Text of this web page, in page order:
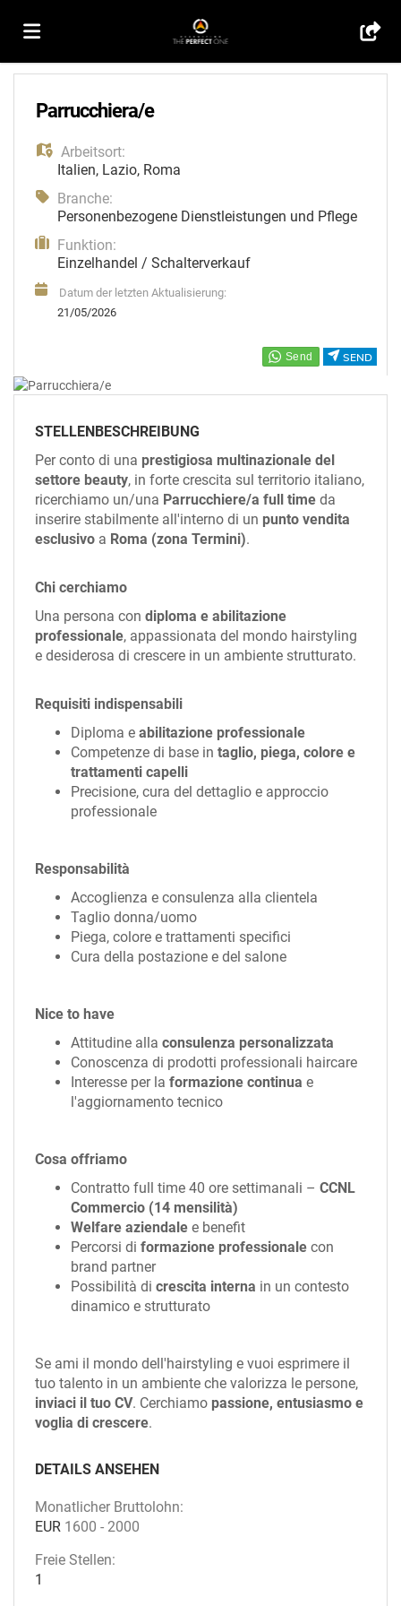
Stellen
Lebenslauf
FR
IT
DE
ES
PT
SEND
Parrucchiera/e
Arbeitsort:
Italien, Lazio, Roma
Branche:
Personenbezogene Dienstleistungen und Pflege
Funktion:
Einzelhandel / Schalterverkauf
Datum der letzten Aktualisierung:
21/05/2026
STELLENBESCHREIBUNG
Per conto di una prestigiosa multinazionale del
settore beauty, in forte crescita sul territorio italiano,
ricerchiamo un/una Parrucchiere/a full time da
inserire stabilmente all'interno di un punto vendita
esclusivo a Roma (zona Termini).
Chi cerchiamo
Una persona con diploma e abilitazione
professionale, appassionata del mondo hairstyling
e desiderosa di crescere in un ambiente strutturato.
Requisiti indispensabili
Diploma e abilitazione professionale
Competenze di base in taglio, piega, colore e
trattamenti capelli
Precisione, cura del dettaglio e approccio
professionale
Responsabilità
Accoglienza e consulenza alla clientela
Taglio donna/uomo
Piega, colore e trattamenti specifici
Cura della postazione e del salone
Nice to have
Attitudine alla consulenza personalizzata
Conoscenza di prodotti professionali haircare
Interesse per la formazione continua e
l'aggiornamento tecnico
Cosa offriamo
Contratto full time 40 ore settimanali – CCNL
Commercio (14 mensilità)
Welfare aziendale e benefit
Percorsi di formazione professionale con
brand partner
Possibilità di crescita interna in un contesto
dinamico e strutturato
Se ami il mondo dell'hairstyling e vuoi esprimere il
tuo talento in un ambiente che valorizza le persone,
inviaci il tuo CV. Cerchiamo passione, entusiasmo e
voglia di crescere.
DETAILS ANSEHEN
Monatlicher Bruttolohn:
EUR 1600 - 2000
Freie Stellen:
1